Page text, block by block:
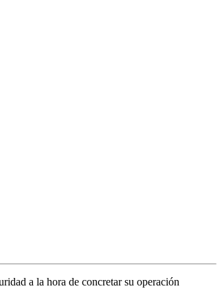
a la hora de concretar su operación